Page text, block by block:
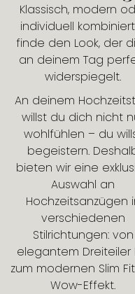
Klassisch, modern
individuell
finde den Look, der
an deinem Tag
widerspiegelt.
An deinem
willst du dich nicht
wohlfühlen – du
begeistern.
bieten wir eine
Auswahl an
Hochzeitsanzügen
verschiedenen
Stilrichtungen: von
elegantem Dreiteiler
zum modernen Slim
Wow-Effekt.